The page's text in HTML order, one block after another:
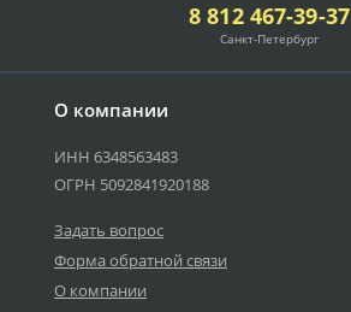
О компании
ИНН 6348563483
ОГРН 5092841920188
Задать вопрос
Форма обратной связи
О компании
8 812 467-39-37
Санкт-Петербург